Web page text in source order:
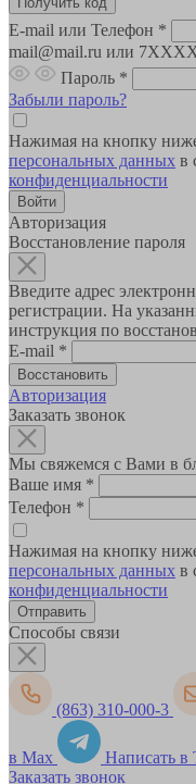
E-mail или Телефон *
mail@mail.ru или
Пароль *
Забыли пароль?
Нажимая на кнопку
персональных данных в
конфиденциальности
Авторизация
Восстановление пароля
Введите адрес
регистрации. На
инструкция по
E-mail *
Авторизация
Заказать звонок
Мы свяжемся с Вами в
Ваше имя *
Телефон *
Нажимая на кнопку
персональных данных в
конфиденциальности
Способы связи
(863) 310-000-3
в Max
Написать в
Заказать звонок